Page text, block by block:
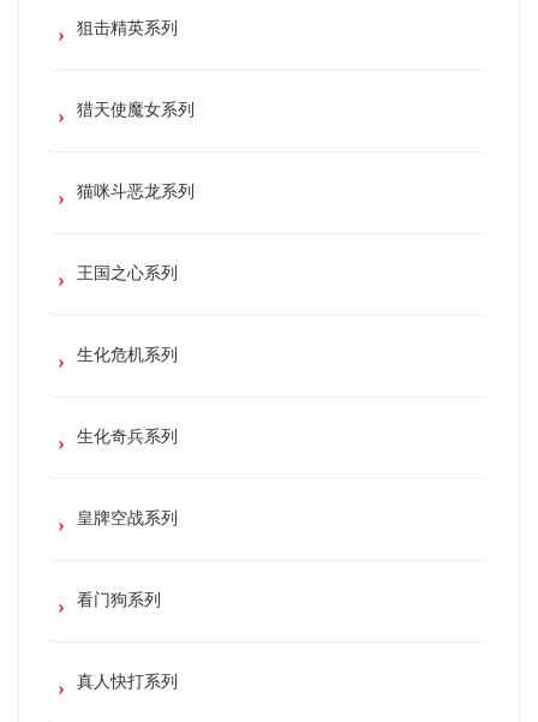
狙击精英系列
猎天使魔女系列
猫咪斗恶龙系列
王国之心系列
生化危机系列
生化奇兵系列
皇牌空战系列
看门狗系列
真人快打系列